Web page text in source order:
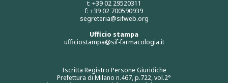
t: +39 02 29520311
f: +39 02 700590939
segreteria@sifweb.org
Ufficio stampa
ufficiostampa@sif-farmacologia.it
Iscritta Registro Persone Giuridiche
Prefettura di Milano n.467, p.722, vol.2°